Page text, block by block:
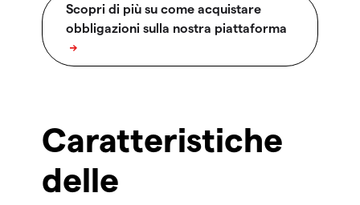
Caratteristiche
delle